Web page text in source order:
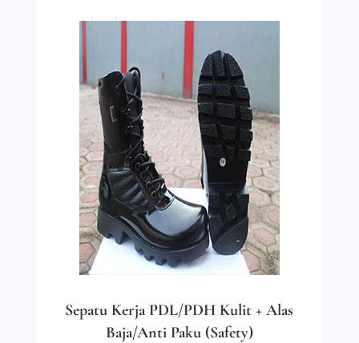
Sepatu Kerja PDL/PDH Kulit + Alas
Baja/Anti Paku (Safety)